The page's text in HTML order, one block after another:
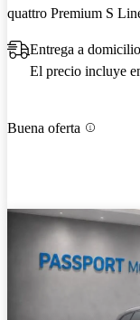
quattro Premium S
Entrega a
El precio incluye
Buena oferta